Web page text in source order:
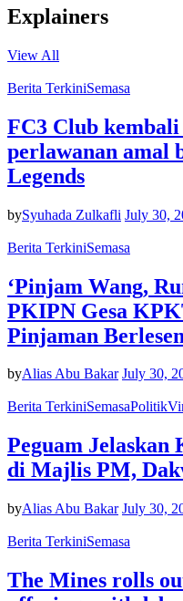
Explainers
View All
Berita TerkiniSemasa
FC3 Club
perlawanan amal
Legends
bySyuhada Zulkafli July 30,
Berita TerkiniSemasa
‘Pinjam Wang,
PKIPN Gesa
Pinjaman Berlesen
byAlias Abu Bakar July 30,
Berita TerkiniSemasaPolitik
Peguam
di Majlis PM,
byAlias Abu Bakar July 30,
Berita TerkiniSemasa
The Mines rolls